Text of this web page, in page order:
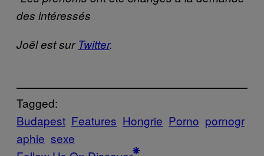
des intéressés
Joël est surTwitter.
Tagged:
Budapest Features Hongrie Porno pornogr
aphie sexe